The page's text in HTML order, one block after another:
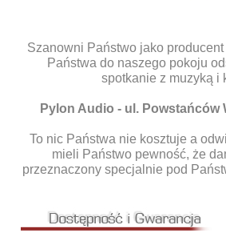
Szanowni Państwo jako
Państwa do naszego pokoju
spotkanie z muzyką i
Pylon Audio - ul. Powstańców
To nic Państwa nie kosztuje a
mieli Państwo pewność, że
przeznaczony specjalnie pod